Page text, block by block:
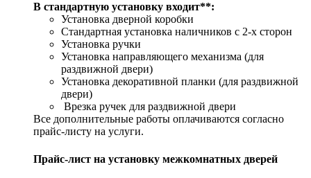
В стандартную установку входит**:
Установка дверной коробки
Стандартная установка наличников с 2-х сторон
Установка ручки
Установка направляющего механизма (для
раздвижной двери)
Установка декоративной планки (для раздвижной
двери)
Врезка ручек для раздвижной двери
Все дополнительные работы оплачиваются согласно
прайс-листу на услуги.
Прайс-лист на установку межкомнатных дверей